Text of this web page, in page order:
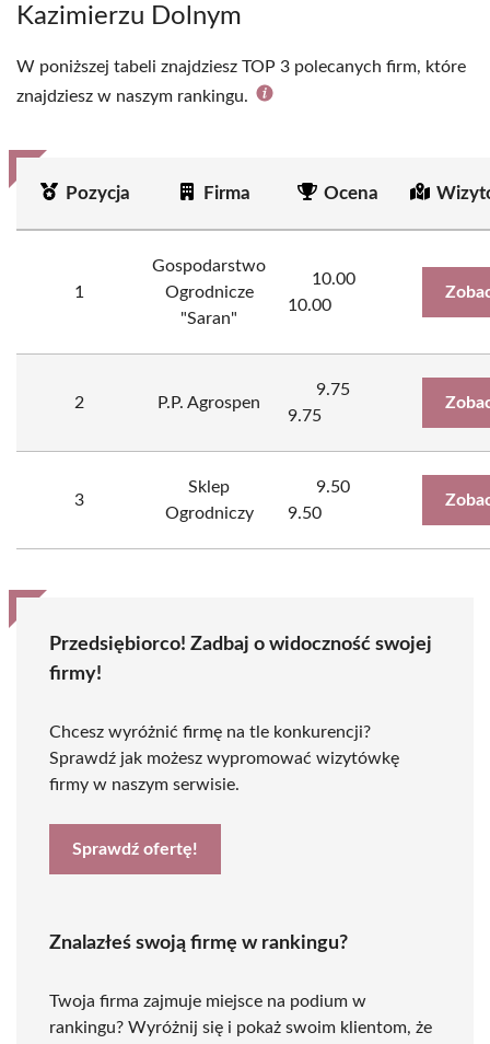
Kazimierzu Dolnym
W poniższej tabeli znajdziesz TOP 3 polecanych firm, które
znajdziesz w naszym rankingu.
Pozycja Firma Ocena
1
Gospodarstwo
Ogrodnicze
"Saran"
10.00
10.00
2 P.P. Agrospen
9.75
9.75
3
Sklep
Ogrodniczy
9.50
9.50
Przedsiębiorco! Zadbaj o widoczność swojej
firmy!
Chcesz wyróżnić firmę na tle konkurencji?
Sprawdź jak możesz wypromować wizytówkę
firmy w naszym serwisie.
Sprawdź ofertę!
Znalazłeś swoją firmę w rankingu?
Twoja firma zajmuje miejsce na podium w
rankingu? Wyróżnij się i pokaż swoim klientom, że